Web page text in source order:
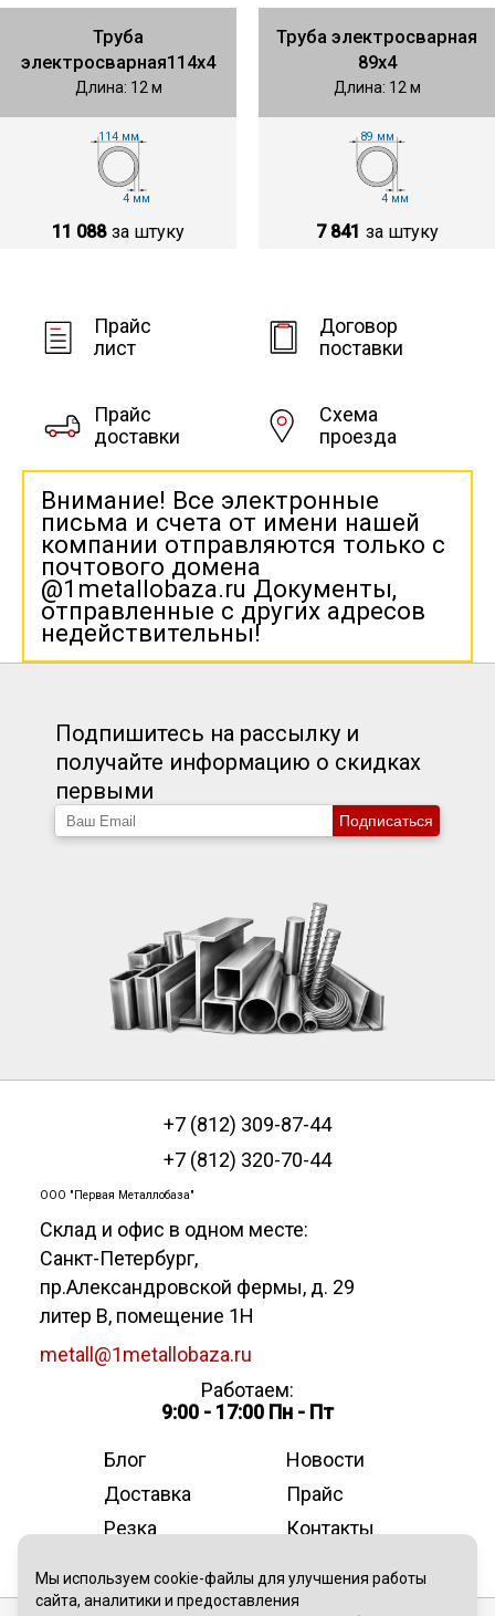
Труба
электросварная114х4
Длина: 12 м
114 мм
4 мм
11 088 за штуку
Труба электросварная
89х4
Длина: 12 м
89 мм
4 мм
7 841 за штуку
Прайс
лист
Договор
поставки
Прайс
доставки
Схема
проезда
Внимание! Все электронные
письма и счета от имени нашей
компании отправляются только с
почтового домена
@1metallobaza.ru Документы,
отправленные с других адресов
недействительны!
Подпишитесь на рассылку и
получайте информацию о скидках
первыми
Подписаться
+7 (812) 309-87-44
+7 (812) 320-70-44
ООО "Первая Металлобаза"
Склад и офис в одном месте:
Санкт-Петербург,
пр.Александровской фермы, д. 29
литер В, помещение 1Н
metall@1metallobaza.ru
Работаем:
9:00 - 17:00 Пн - Пт
Блог
Новости
Доставка
Прайс
Резка
Контакты
Мы используем cookie-файлы для улучшения работы
сайта, аналитики и предоставления